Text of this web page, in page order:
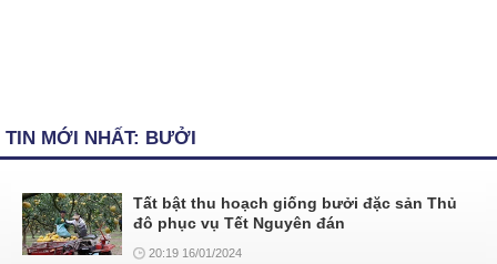
TIN MỚI NHẤT: BƯỞI
Tất bật thu hoạch giống bưởi đặc sản Thủ
đô phục vụ Tết Nguyên đán
20:19 16/01/2024